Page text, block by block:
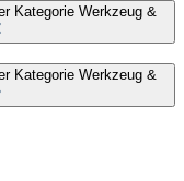
Kategorie Werkzeug &
Kategorie Werkzeug &